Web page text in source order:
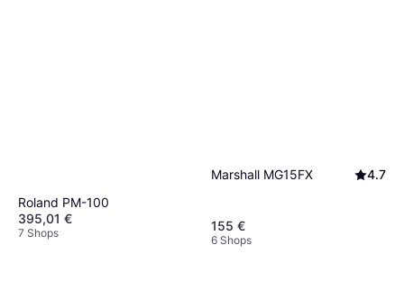
Roland PM-100
395,01 €
7 Shops
Marshall MG15FX 4.7
155 €
6 Shops